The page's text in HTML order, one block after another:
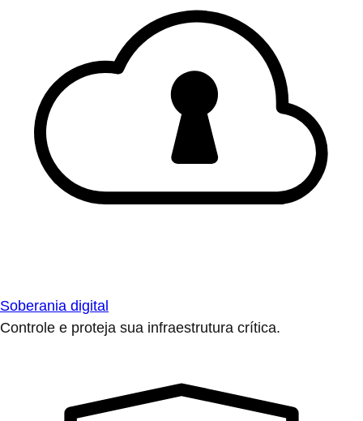
Soberania digital
Controle e proteja sua infraestrutura crítica.